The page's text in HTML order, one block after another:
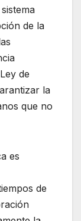
de la
de
la
que no
es
de